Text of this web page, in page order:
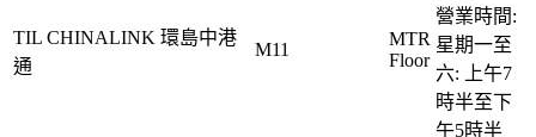
TIL CHINALINK 環島中港
通
M11
MTR
Floor
營業時間:
星期一至
六: 上午7
時半至下
午5時半